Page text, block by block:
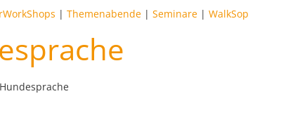
| Themenabende | Seminare | WalkSop
Hundesprache